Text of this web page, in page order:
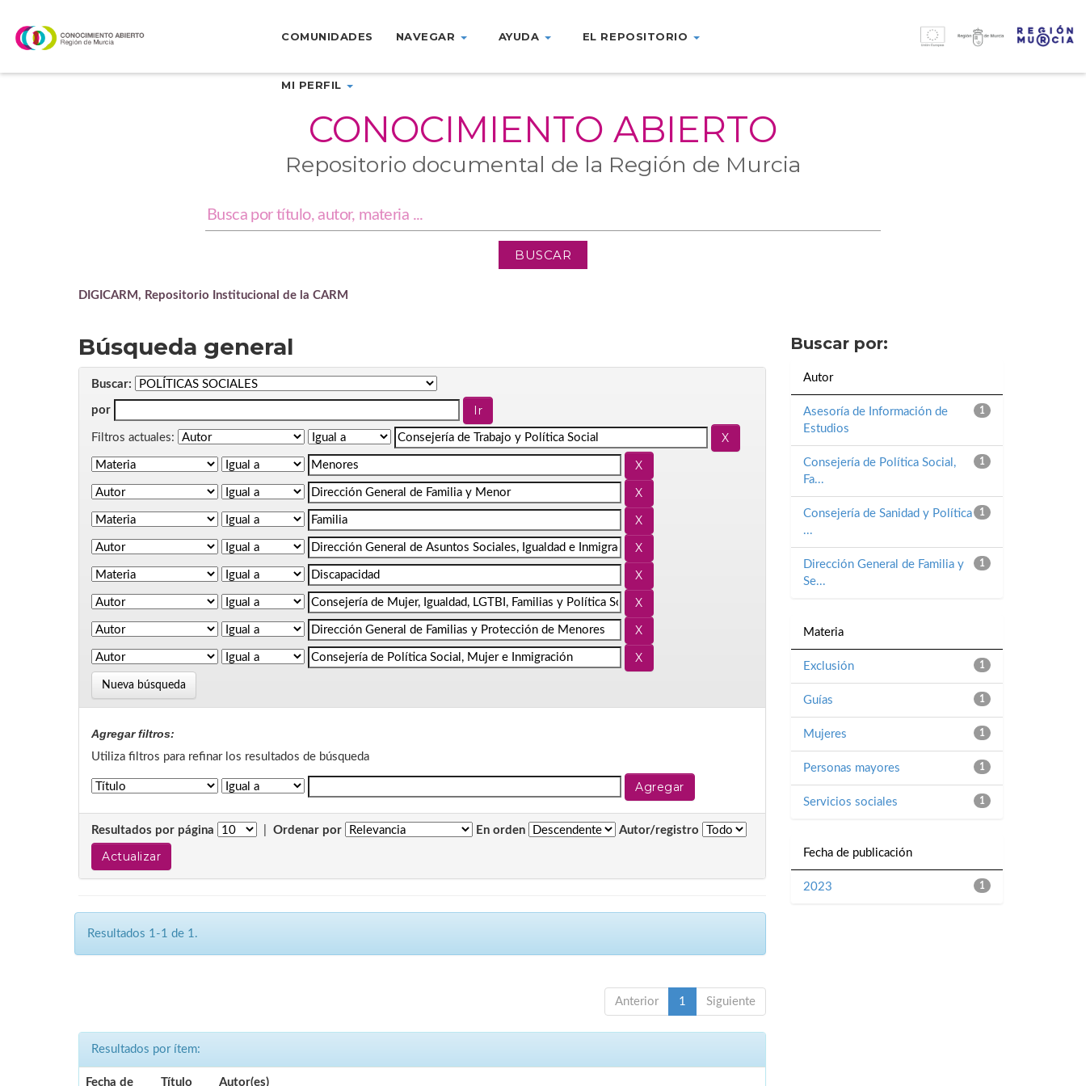
navigation
COMUNIDADES NAVEGAR AYUDA EL REPOSITORIO
MI PERFIL
CONOCIMIENTO ABIERTO
Repositorio documental de la Región de Murcia
DIGICARM, Repositorio Institucional de la CARM
Búsqueda general
Buscar:
por
Filtros actuales:
Nueva búsqueda
Agregar filtros:
Utiliza filtros para refinar los resultados de búsqueda
Resultados por página Ordenar por En orden Autor/registro
Resultados 1-1 de 1.
Anterior 1 Siguiente
Resultados por ítem:
Fecha de Título Autor(es)
Buscar por:
Autor
1
Asesoría de Información de
Estudios
1
Consejería de Política Social,
Fa...
1
Consejería de Sanidad y Política
...
1
Dirección General de Familia y
Se...
Materia
1
Exclusión
1
Guías
1
Mujeres
1
Personas mayores
1
Servicios sociales
Fecha de publicación
1
2023